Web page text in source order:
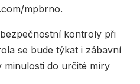
mpbrno.
kontroly při
se bude týkat i zábavní
do určité míry